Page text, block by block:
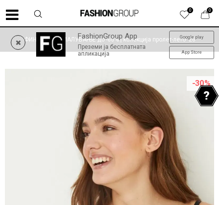
0
0
FashionGroup App
Преземи ја бесплатната
апликација
Google play
App Store
ФИНАЛНО НАМАЛУВАЊЕ до -60% | колекција пролет-лето '26
-30%